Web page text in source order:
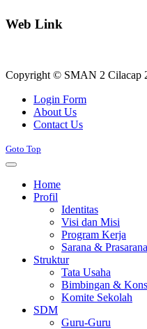
Web Link
Copyright © SMAN 2 Cilacap
Login Form
About Us
Contact Us
Goto Top
Home
Profil
Identitas
Visi dan Misi
Program Kerja
Sarana & Prasarana
Struktur
Tata Usaha
Bimbingan &
Komite Sekolah
SDM
Guru-Guru